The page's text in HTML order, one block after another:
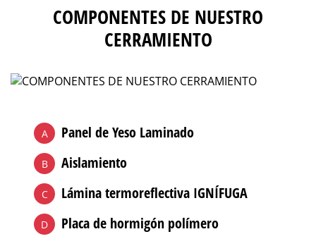
COMPONENTES DE NUESTRO
CERRAMIENTO
A Panel de Yeso Laminado
B Aislamiento
C Lámina termoreflectiva IGNÍFUGA
D Placa de hormigón polímero